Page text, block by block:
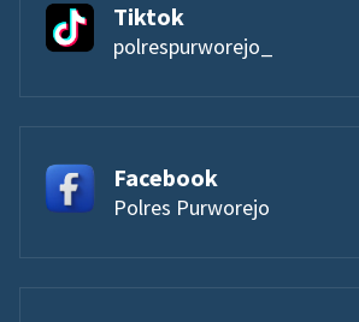
Tiktok
polrespurworejo_
Facebook
Polres Purworejo